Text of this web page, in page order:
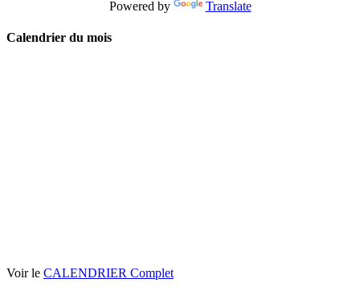
Powered by Translate
Calendrier du mois
Voir le CALENDRIER Complet